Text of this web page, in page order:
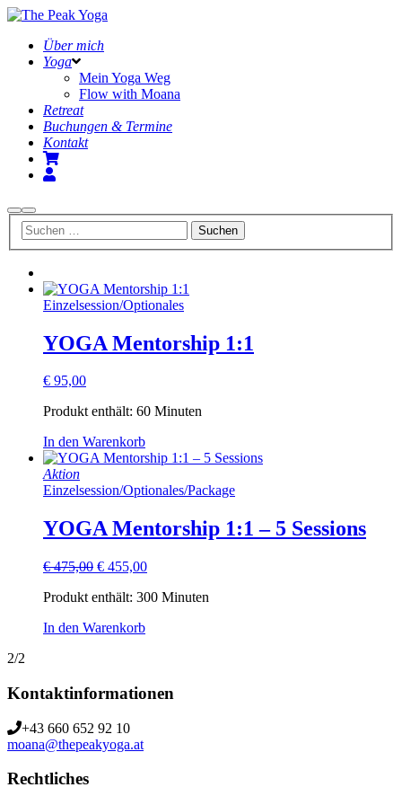
Über mich
Yoga
Mein Yoga Weg
Flow with Moana
Retreat
Buchungen & Termine
Kontakt
Suchen
Hauptmenü
Einzelsession/Optionales
YOGA Mentorship 1:1
€ 95,00
Produkt enthält: 60 Minuten
In den Warenkorb
Aktion
Einzelsession/Optionales/Package
YOGA Mentorship 1:1 – 5 Sessions
€475,00 Ursprünglicher
war:
€ 455,00Aktueller
ist:
Produkt enthält: 300 Minuten
In den Warenkorb
2/2
Kontaktinformationen
+43 660 652 92 10
moana@thepeakyoga.at
Rechtliches